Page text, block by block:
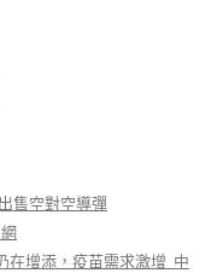
售空對空導彈
在增添，疫苗需求激增_中